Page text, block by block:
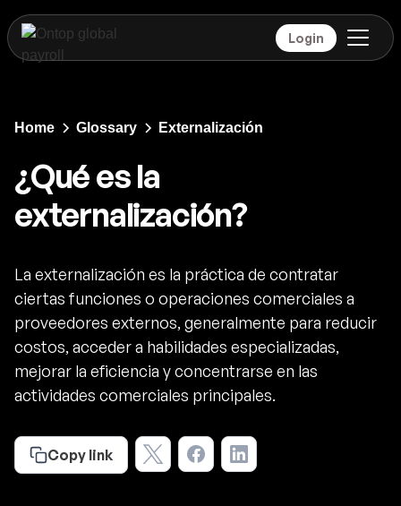
Login
Home Glossary Externalización
¿Qué es la
externalización?
La externalización es la práctica de contratar
ciertas funciones o operaciones comerciales a
proveedores externos, generalmente para reducir
costos, acceder a habilidades especializadas,
mejorar la eficiencia y concentrarse en las
actividades comerciales principales.
Copy link